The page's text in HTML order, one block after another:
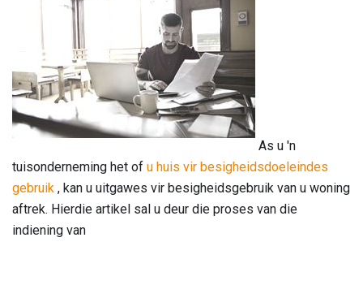
As u 'n
tuisonderneming het of u huis vir besigheidsdoeleindes
gebruik , kan u uitgawes vir besigheidsgebruik van u woning
aftrek. Hierdie artikel sal u deur die proses van die
indiening van